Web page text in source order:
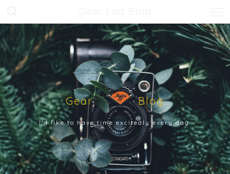
Gear Blog
I'd like to have time excitedly every day.